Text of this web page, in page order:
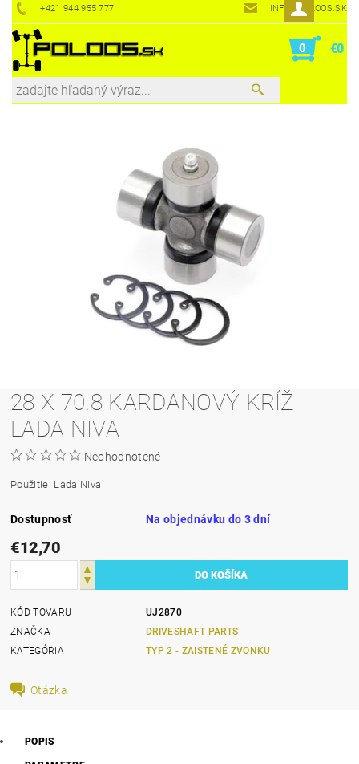
+421 944 955 777 INFO@POLOOS.SK
0 €0
28 X 70.8 KARDANOVÝ KRÍŽ
LADA NIVA
Neohodnotené
Použitie: Lada Niva
Dostupnosť Na objednávku do 3 dní
€12,70
KÓD TOVARU
UJ2870
ZNAČKA
DRIVESHAFT PARTS
KATEGÓRIA
TYP 2 - ZAISTENÉ ZVONKU
Otázka
POPIS